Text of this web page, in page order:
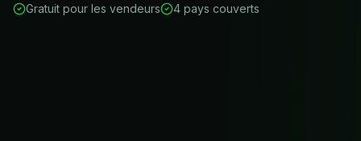
Gratuit pour les vendeurs
4 pays couverts